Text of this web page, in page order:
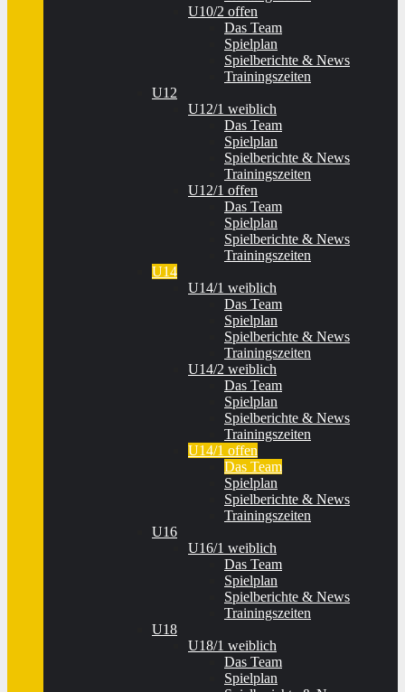
U10/2 offen
Das Team
Spielplan
Spielberichte & News
Trainingszeiten
U12
U12/1 weiblich
Das Team
Spielplan
Spielberichte & News
Trainingszeiten
U12/1 offen
Das Team
Spielplan
Spielberichte & News
Trainingszeiten
U14
U14/1 weiblich
Das Team
Spielplan
Spielberichte & News
Trainingszeiten
U14/2 weiblich
Das Team
Spielplan
Spielberichte & News
Trainingszeiten
U14/1 offen
Das Team
Spielplan
Spielberichte & News
Trainingszeiten
U16
U16/1 weiblich
Das Team
Spielplan
Spielberichte & News
Trainingszeiten
U18
U18/1 weiblich
Das Team
Spielplan